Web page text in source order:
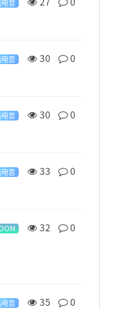
音
音 30 0
音 30 0
音 33 0
32 0
音 35 0